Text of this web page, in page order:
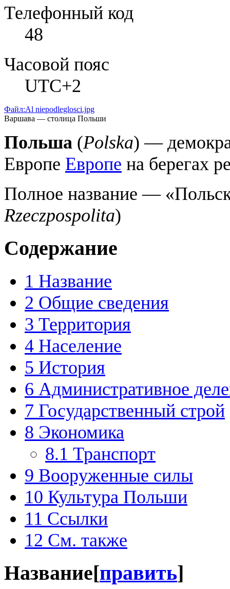
Телефонный код
48
Часовой пояс
UTC+2
Файл:Al niepodleglosci.jpg
Варшава — столица Польши
Польша (Polska) —
Европе Европе на берегах
Полное название —
Rzeczpospolita)
Содержание
1 Название
2 Общие сведения
3 Территория
4 Население
5 История
6 Административное
7 Государственный строй
8 Экономика
8.1 Транспорт
9 Вооруженные силы
10 Культура Польши
11 Ссылки
12 См. также
Название[править]